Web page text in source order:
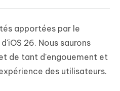
apportées par le
26. Nous saurons
de tant d'engouement et
des utilisateurs.